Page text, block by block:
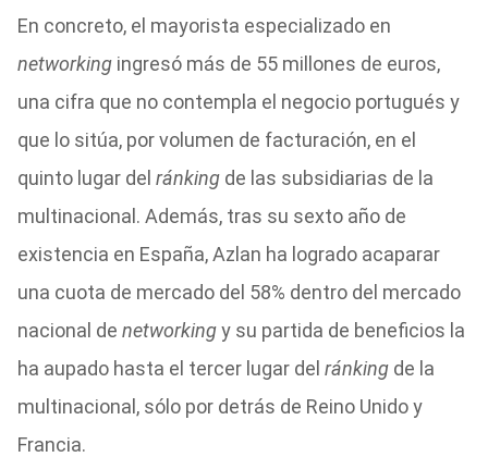
En concreto, el mayorista especializado en
networkingingresó más de 55 millones de euros,
una cifra que no contempla el negocio portugués y
que lo sitúa, por volumen de facturación, en el
quinto lugar del ránkingde las subsidiarias de la
multinacional. Además, tras su sexto año de
existencia en España, Azlan ha logrado acaparar
una cuota de mercado del 58% dentro del mercado
nacional de networkingy su partida de beneficios la
ha aupado hasta el tercer lugar del ránkingde la
multinacional, sólo por detrás de Reino Unido y
Francia.